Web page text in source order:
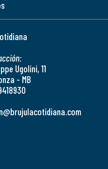
Ugolini, 11
- MB